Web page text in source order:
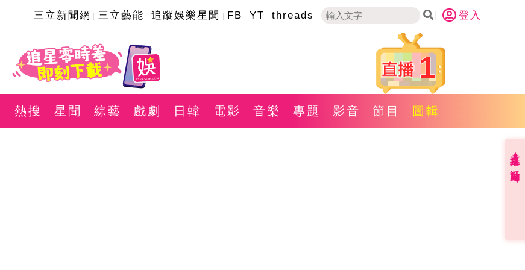
三立新聞網 三立藝能 追蹤娛樂星聞 FB YT threads 登入
1
熱搜 星聞 綜藝 戲劇 日韓 電影 音樂 專題 影音 節目 圖輯
直播✦活動